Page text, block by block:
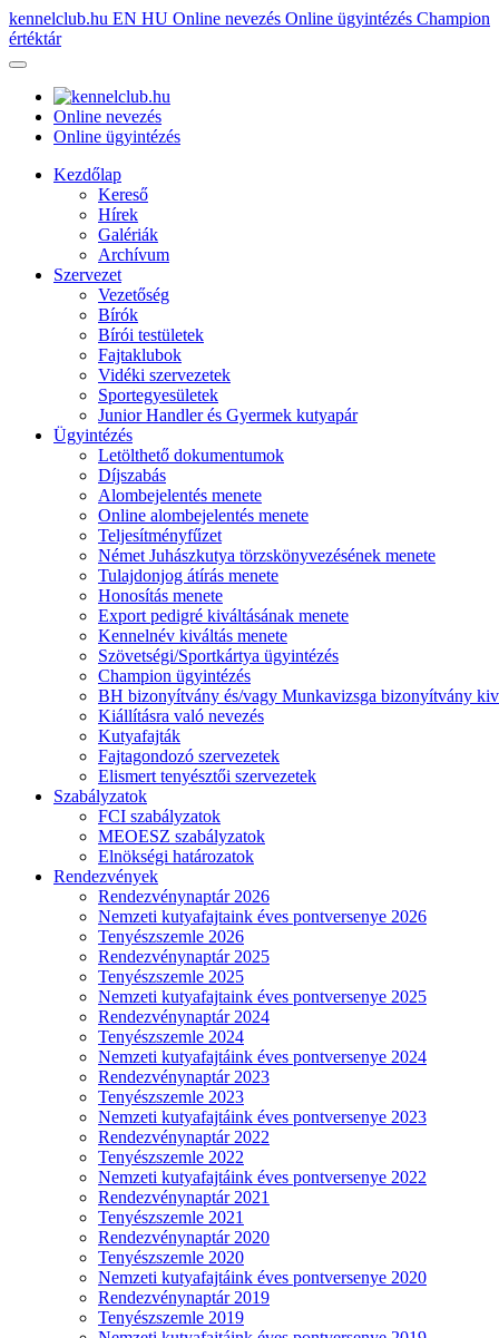
kennelclub.hu EN HU Online nevezés Online ügyintézés Champion
értéktár
Online nevezés
Online ügyintézés
Kezdőlap
Kereső
Hírek
Galériák
Archívum
Szervezet
Vezetőség
Bírók
Bírói testületek
Fajtaklubok
Vidéki szervezetek
Sportegyesületek
Junior Handler és Gyermek kutyapár
Ügyintézés
Letölthető dokumentumok
Díjszabás
Alombejelentés menete
Online alombejelentés menete
Teljesítményfűzet
Német Juhászkutya törzskönyvezésének menete
Tulajdonjog átírás menete
Honosítás menete
Export pedigré kiváltásának menete
Kennelnév kiváltás menete
Szövetségi/Sportkártya ügyintézés
Champion ügyintézés
BH bizonyítvány és/vagy Munkavizsga bizonyítvány
Kiállításra való nevezés
Kutyafajták
Fajtagondozó szervezetek
Elismert tenyésztői szervezetek
Szabályzatok
FCI szabályzatok
MEOESZ szabályzatok
Elnökségi határozatok
Rendezvények
Rendezvénynaptár 2026
Nemzeti kutyafajtaink éves pontversenye 2026
Tenyészszemle 2026
Rendezvénynaptár 2025
Tenyészszemle 2025
Nemzeti kutyafajtaink éves pontversenye 2025
Rendezvénynaptár 2024
Tenyészszemle 2024
Nemzeti kutyafajtáink éves pontversenye 2024
Rendezvénynaptár 2023
Tenyészszemle 2023
Nemzeti kutyafajtáink éves pontversenye 2023
Rendezvénynaptár 2022
Tenyészszemle 2022
Nemzeti kutyafajtáink éves pontversenye 2022
Rendezvénynaptár 2021
Tenyészszemle 2021
Rendezvénynaptár 2020
Tenyészszemle 2020
Nemzeti kutyafajtáink éves pontversenye 2020
Rendezvénynaptár 2019
Tenyészszemle 2019